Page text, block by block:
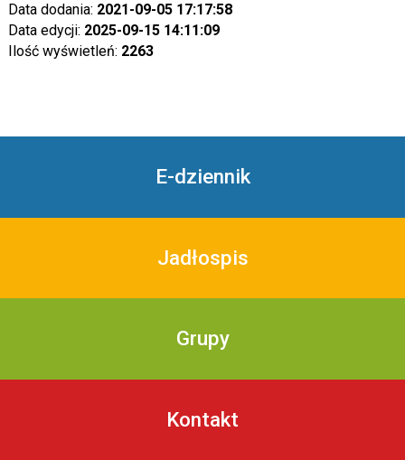
Data dodania: 2021-09-05 17:17:58
Data edycji: 2025-09-15 14:11:09
Ilość wyświetleń: 2263
E-dziennik
Jadłospis
Grupy
Kontakt